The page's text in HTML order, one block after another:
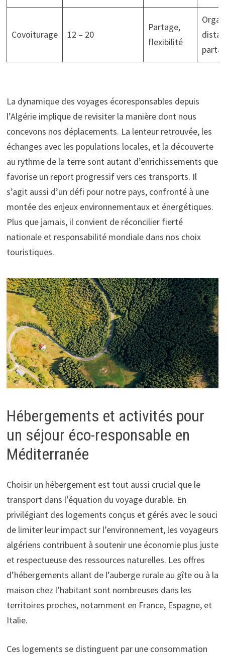
Covoiturage 12 – 20
Partage,
flexibilité
La dynamique des voyages écoresponsables depuis
l’Algérie implique de revisiter la manière dont nous
concevons nos déplacements. La lenteur retrouvée, les
échanges avec les populations locales, et la découverte
au rythme de la terre sont autant d’enrichissements que
favorise un report progressif vers ces transports. Il
s’agit aussi d’un défi pour notre pays, confronté à une
montée des enjeux environnementaux et énergétiques.
Plus que jamais, il convient de réconcilier fierté
nationale et responsabilité mondiale dans nos choix
touristiques.
Hébergements et activités pour
un séjour éco-responsable en
Méditerranée
Choisir un hébergement est tout aussi crucial que le
transport dans l’équation du voyage durable. En
privilégiant des logements conçus et gérés avec le souci
de limiter leur impact sur l’environnement, les voyageurs
algériens contribuent à soutenir une économie plus juste
et respectueuse des ressources naturelles. Les offres
d’hébergements allant de l’auberge rurale au gîte ou à la
maison chez l’habitant sont nombreuses dans les
territoires proches, notamment en France, Espagne, et
Italie.
Ces logements se distinguent par une consommation